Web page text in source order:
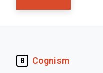
8 Cognism